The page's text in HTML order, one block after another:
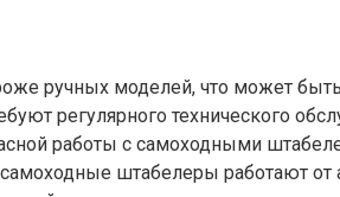
ручных моделей, что может
регулярного технического
работы с самоходными
штабелеры работают от